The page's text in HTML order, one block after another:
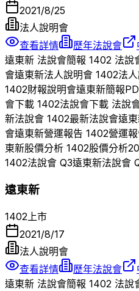
2021/8/25
法人說明會
查看詳情
歷年法說會
遠東新 法說會簡報 1402 法說
會遠東新法人說明會 1402法
1402財報說明會遠東新簡報
會下載 1402法說會下載 法說
新法說會 1402最新法說會遠
會遠東新營運報告 1402營運
東新股價分析 1402股價分析
1402法說會 Q3遠東新法說會
遠東新
1402 上市
2021/8/17
法人說明會
查看詳情
歷年法說會
遠東新 法說會簡報 1402 法說